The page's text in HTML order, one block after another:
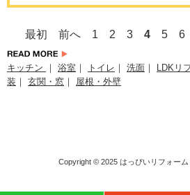
最初 前へ 1 2 3 4 5 6
キッチン ｜ 浴室 ｜ トイレ ｜ 洗面 ｜ LDKリ
装 ｜ 玄関・窓 ｜ 屋根・外壁
Copyright © 2025 はっぴいリフォーム